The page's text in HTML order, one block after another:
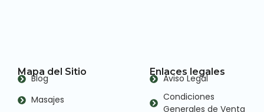
Mapa del Sitio
Blog
Masajes
Enlaces legales
Aviso Legal
Condiciones
Generales de Venta